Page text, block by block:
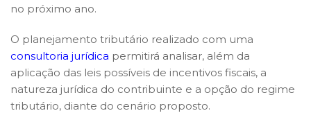
no próximo ano.
O planejamento tributário realizado com uma
consultoria jurídica permitirá analisar, além da
aplicação das leis possíveis de incentivos fiscais, a
natureza jurídica do contribuinte e a opção do regime
tributário, diante do cenário proposto.